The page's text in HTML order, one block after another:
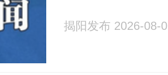
揭阳发布 2026-08-